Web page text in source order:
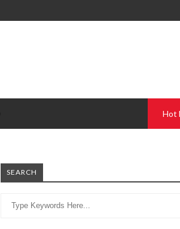
Hot
SEARCH